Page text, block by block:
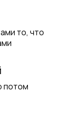
то, что
потом